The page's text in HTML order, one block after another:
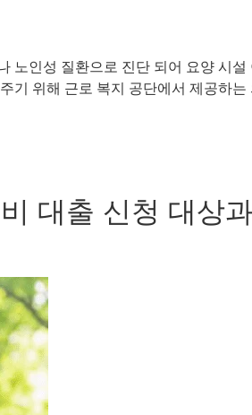
노인성 질환으로 진단 되어 요양 시설
기 위해 근로 복지 공단에서 제공하는
대출 신청 대상